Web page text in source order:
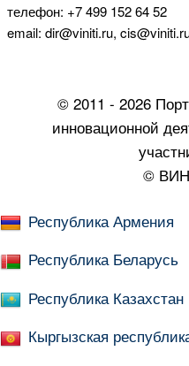
телефон: +7 499 152 64 52
email: dir@viniti.ru,
© 2011 - 2026
инновационной
©
Республика Армения
Республика Беларусь
Республика Казахстан
Кыргызская